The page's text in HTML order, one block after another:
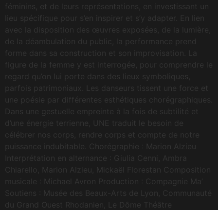
féminins, et de leurs représentations, en investissant un
lieu spécifique pour s’en inspirer et s’y adapter. En lien
avec la disposition des œuvres exposées, de la lumière,
de la déambulation du public, la performance prend
forme dans sa construction et son improvisation. La
figure de la femme y est interrogée, pour comprendre le
regard qu’on lui porte dans des lieux symboliques,
parfois patrimoniaux. Les danseurs tissent une force et
une poésie par différentes esthétiques chorégraphiques.
Dans une gestuelle empreinte à la fois de subtilité et
d’une énergie terrienne, UNE traduit le besoin de
célébrer nos corps, rendre corps et compte de notre
puissance indubitable. Chorégraphie : Marion Alzieu
Interprétation en alternance : Giulia Cenni, Ambra
Chiarello, Marion Alzieu, Mickaël Florestan Composition
musicale : Michael Avron Production : Compagnie Ma’
Soutiens : Musée des Beaux-Arts de Lyon, Communauté
du Grand Ouest Rhodanien, Le Dôme Théâtre